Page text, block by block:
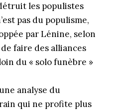
les populistes
pas du populisme,
par Lénine, selon
faire des alliances
du « solo funèbre »
analyse du
qui ne profite plus